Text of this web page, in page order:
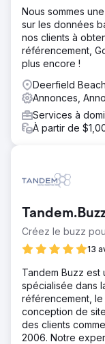
vendre 40 mobil-
totalité de leur
Résultat
Nous avons
revenus. Le
leads par mois à
Nous sommes
sur les données
nos clients à
référencement,
plus encore !
Deerfield
Annonces,
Services à
À partir de
Créez le buzz
13
Tandem Buzz
spécialisée dans
référencement, le
conception de
des clients
2006. Notre